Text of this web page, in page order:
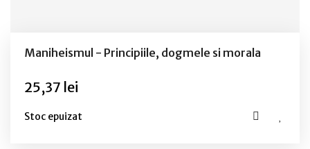
Maniheismul - Principiile, dogmele si morala
25,37 lei
Stoc epuizat